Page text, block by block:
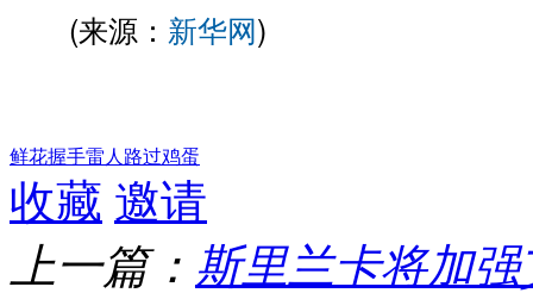
(来源： 新华网)
鲜花握手雷人 路过鸡蛋
收藏 邀请
上一篇： 斯里兰卡将加